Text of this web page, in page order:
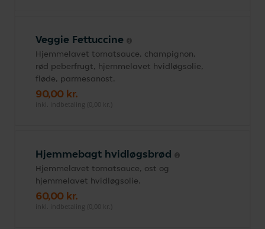
Veggie Fettuccine
Hjemmelavet tomatsauce, champignon,
rød peberfrugt, hjemmelavet hvidløgsolie,
fløde, parmesanost.
90,00 kr.
inkl. indbetaling (0,00 kr.)
Hjemmebagt hvidløgsbrød
Hjemmelavet tomatsauce, ost og
hjemmelavet hvidløgsolie.
60,00 kr.
inkl. indbetaling (0,00 kr.)